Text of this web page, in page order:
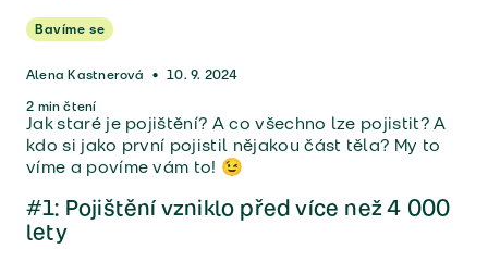
Bavíme se
Alena Kastnerová • 10. 9. 2024
2 min čtení
Jak staré je pojištění? A co všechno lze pojistit? A
kdo si jako první pojistil nějakou část těla? My to
víme a povíme vám to! 😉
#1: Pojištění vzniklo před více než 4 000
lety